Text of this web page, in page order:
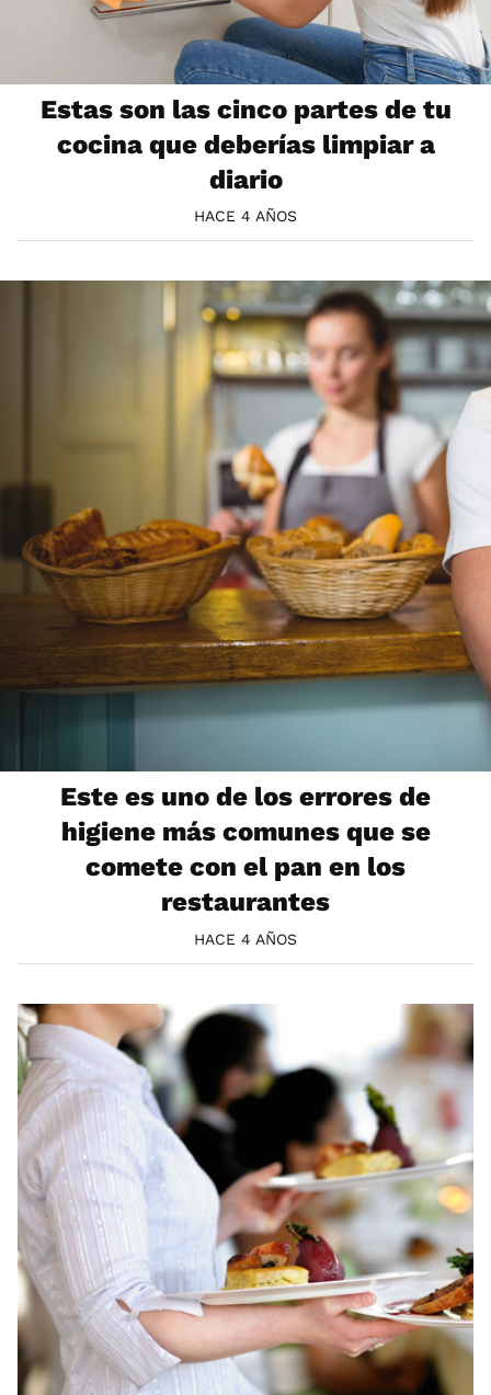
Estas son las cinco partes de tu
cocina que deberías limpiar a
diario
HACE 4 AÑOS
Este es uno de los errores de
higiene más comunes que se
comete con el pan en los
restaurantes
HACE 4 AÑOS